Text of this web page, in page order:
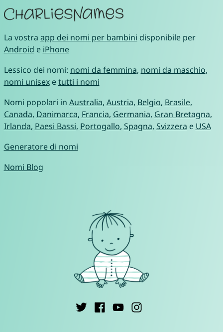
La vostra app dei nomi per bambini disponibile per
Android e iPhone
Lessico dei nomi: nomi da femmina, nomi da maschio,
nomi unisexetutti i nomi
Nomi popolari in Australia, Austria, Belgio, Brasile,
Canada, Danimarca, Francia, Germania, Gran Bretagna,
Irlanda, Paesi Bassi, Portogallo, Spagna, Svizzera e USA
Generatore di nomi
Nomi Blog